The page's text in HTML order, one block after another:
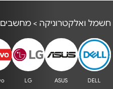
חשמל ואלקטרוניקה > מחשבים
DELL
ASUS
LG